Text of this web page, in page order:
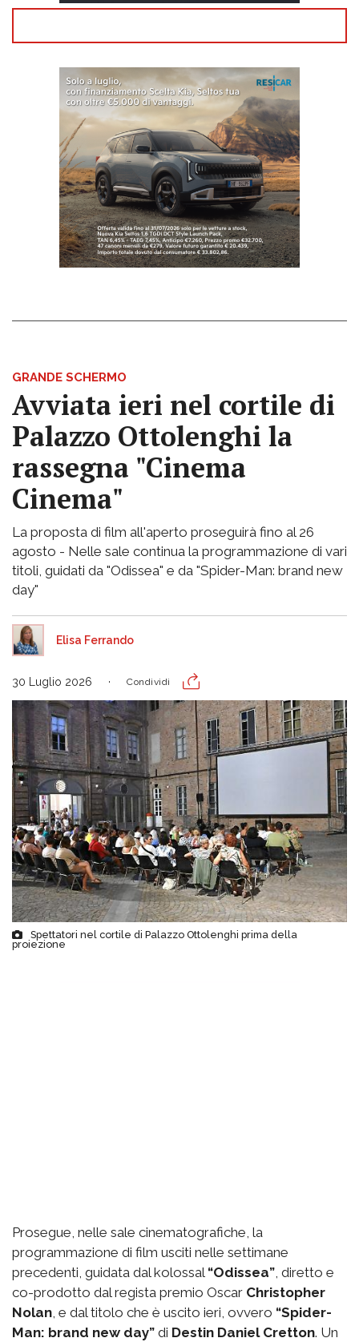
GRANDE SCHERMO
Avviata ieri nel cortile di
Palazzo Ottolenghi la
rassegna "Cinema
Cinema"
La proposta di film all'aperto proseguirà fino al 26
agosto - Nelle sale continua la programmazione di vari
titoli, guidati da "Odissea" e da "Spider-Man: brand new
day"
Elisa Ferrando
30 Luglio 2026 Condividi
Spettatori nel cortile di Palazzo Ottolenghi prima della
proiezione
Prosegue, nelle sale cinematografiche, la
programmazione di film usciti nelle settimane
precedenti, guidata dal kolossal “Odissea”, diretto e
co-prodotto dal regista premio Oscar Christopher
Nolan, e dal titolo che è uscito ieri, ovvero “Spider-
Man: brand new day” di Destin Daniel Cretton. Un